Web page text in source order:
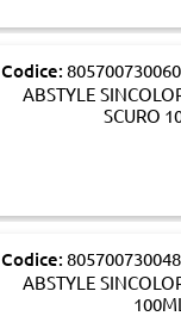
Codice:
ABSTYLE
SCURO
Codice:
ABSTYLE
100ML